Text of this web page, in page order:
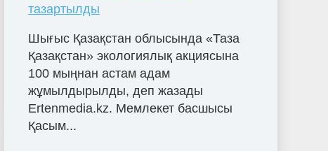
тазартылды
Шығыс Қазақстан облысында «Таза
Қазақстан» экологиялық акциясына
100 мыңнан астам адам
жұмылдырылды, деп жазады
Ertenmedia.kz. Мемлекет басшысы
Қасым...